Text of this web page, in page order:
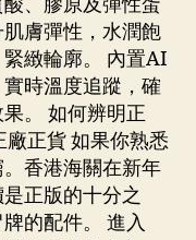
膚彈性，水潤飽
緻輪廓。 內置AI
時溫度追蹤，確
。 如何辨明正
正貨 如果你熟悉
香港海關在新年
正版的十分之
的配件。 進入